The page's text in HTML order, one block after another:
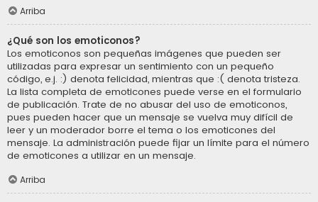
Arriba
¿Qué son los emoticonos?
Los emoticonos son pequeñas imágenes que pueden ser
utilizadas para expresar un sentimiento con un pequeño
código, e.j. :) denota felicidad, mientras que :( denota tristeza.
La lista completa de emoticones puede verse en el formulario
de publicación. Trate de no abusar del uso de emoticonos,
pues pueden hacer que un mensaje se vuelva muy difícil de
leer y un moderador borre el tema o los emoticones del
mensaje. La administración puede fijar un límite para el número
de emoticones a utilizar en un mensaje.
Arriba